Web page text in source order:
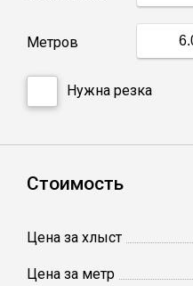
Полоса
Метров
Нужна резка
Стоимость
Цена за хлыст
Цена за метр